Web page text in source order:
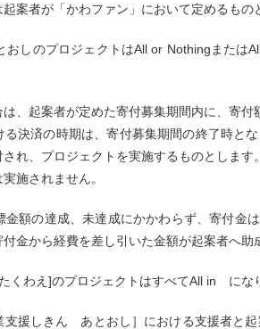
起案者が「かわファン」において定めるもの
おしのプロジェクトはAll or Nothingまたは
、起案者が定めた寄付募集期間内に、寄
る決済の時期は、寄付募集期間の終了時と
れ、プロジェクトを実施するものとしま
施されません。
額の達成、未達成にかかわらず、寄付金
金から経費を差し引いた金額が起案者へ
くわえ]のプロジェクトはすべてAll in にな
支援しきん あとおし］における支援者と